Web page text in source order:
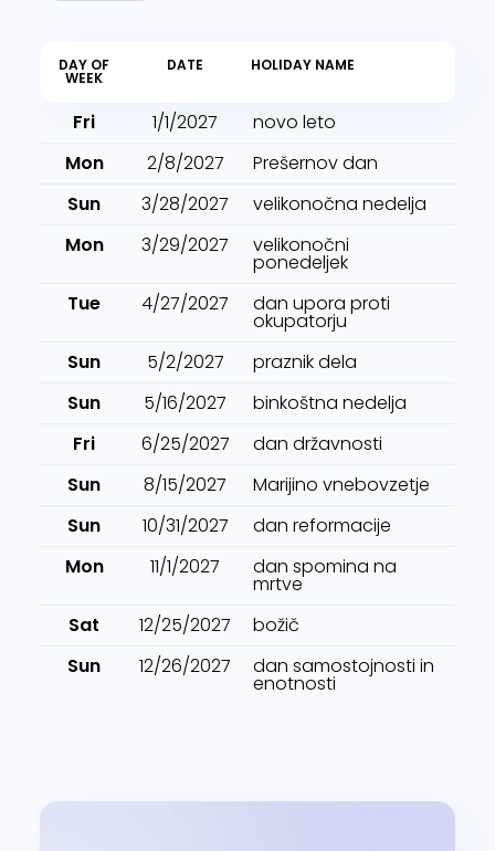
DAY OF
WEEK
DATE HOLIDAY NAME
Fri 1/1/2027
novo leto
Mon
2/8/2027
Prešernov dan
Sun
3/28/2027
velikonočna nedelja
Mon
3/29/2027 velikonočni
ponedeljek
Tue
4/27/2027 dan upora proti
okupatorju
Sun
5/2/2027
praznik dela
Sun
5/16/2027
binkoštna nedelja
Fri
6/25/2027
dan državnosti
Sun
8/15/2027
Marijino vnebovzetje
Sun
10/31/2027
dan reformacije
Mon
11/1/2027 dan spomina na
mrtve
Sat
12/25/2027
božič
Sun
12/26/2027 dan samostojnosti in
enotnosti